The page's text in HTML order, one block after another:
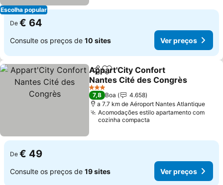
Escolha popular
De € 64
Consulte os preços de 10 sites Ver preços
PartilharAdicionar aos favoritos
Appart'City Confort
Nantes Cité des Congrès
3 Estrelas
7,8 Boa
4.658
a 7.7 km de Aéroport Nantes Atlantique
Acomodações estilo apartamento com
cozinha compacta
De € 49
Consulte os preços de 19 sites Ver preços